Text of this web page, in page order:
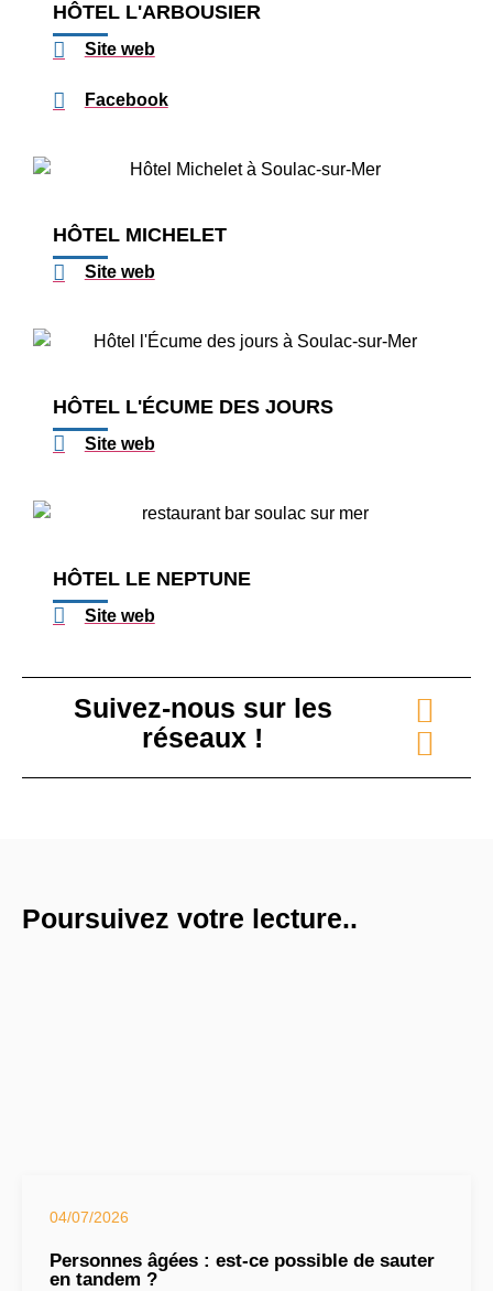
HÔTEL L'ARBOUSIER
Site web
Facebook
HÔTEL MICHELET
Site web
HÔTEL L'ÉCUME DES JOURS
Site web
HÔTEL LE NEPTUNE
Site web
Suivez-nous sur les
réseaux !
Poursuivez votre lecture..
04/07/2026
Personnes âgées : est-ce possible de sauter
en tandem ?